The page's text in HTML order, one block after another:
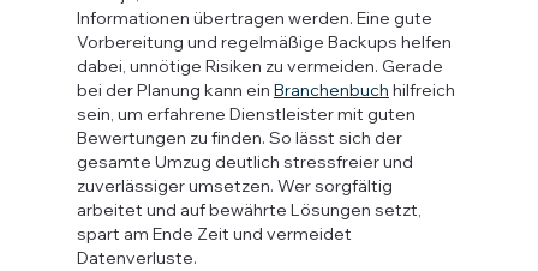
Informationen übertragen werden. Eine gute
Vorbereitung und regelmäßige Backups helfen
dabei, unnötige Risiken zu vermeiden. Gerade
bei der Planung kann ein Branchenbuch hilfreich
sein, um erfahrene Dienstleister mit guten
Bewertungen zu finden. So lässt sich der
gesamte Umzug deutlich stressfreier und
zuverlässiger umsetzen. Wer sorgfältig
arbeitet und auf bewährte Lösungen setzt,
spart am Ende Zeit und vermeidet
Datenverluste.